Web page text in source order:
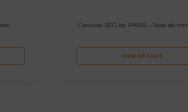
Canevas SEG de PARIS – Vase de
VOIR DÉTAILS